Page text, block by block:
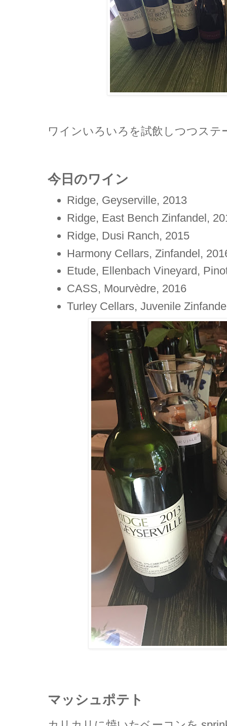
ワインいろいろを試飲しつつステ
今日のワイン
Ridge, Geyserville, 2013
Ridge, East Bench Zinfandel,
Ridge, Dusi Ranch, 2015
Harmony Cellars, Zinfandel,
Etude, Ellenbach Vineyard,
CASS, Mourvèdre, 2016
Turley Cellars, Juvenile
マッシュポテト